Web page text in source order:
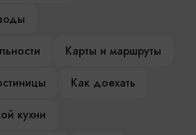
Карты и маршруты
Как доехать
кухни